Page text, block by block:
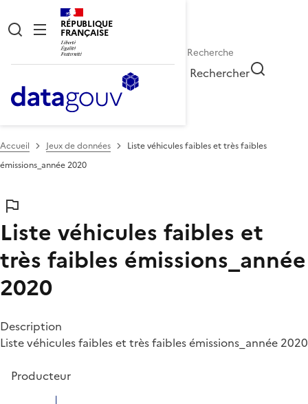
RÉPUBLIQUE
FRANÇAISE
Rechercher
Accueil Jeux de données
Liste véhicules faibles et très faibles
émissions_année 2020
Liste véhicules faibles et
très faibles émissions_année
2020
Description
Liste véhicules faibles et très faibles émissions_année 2020
Producteur